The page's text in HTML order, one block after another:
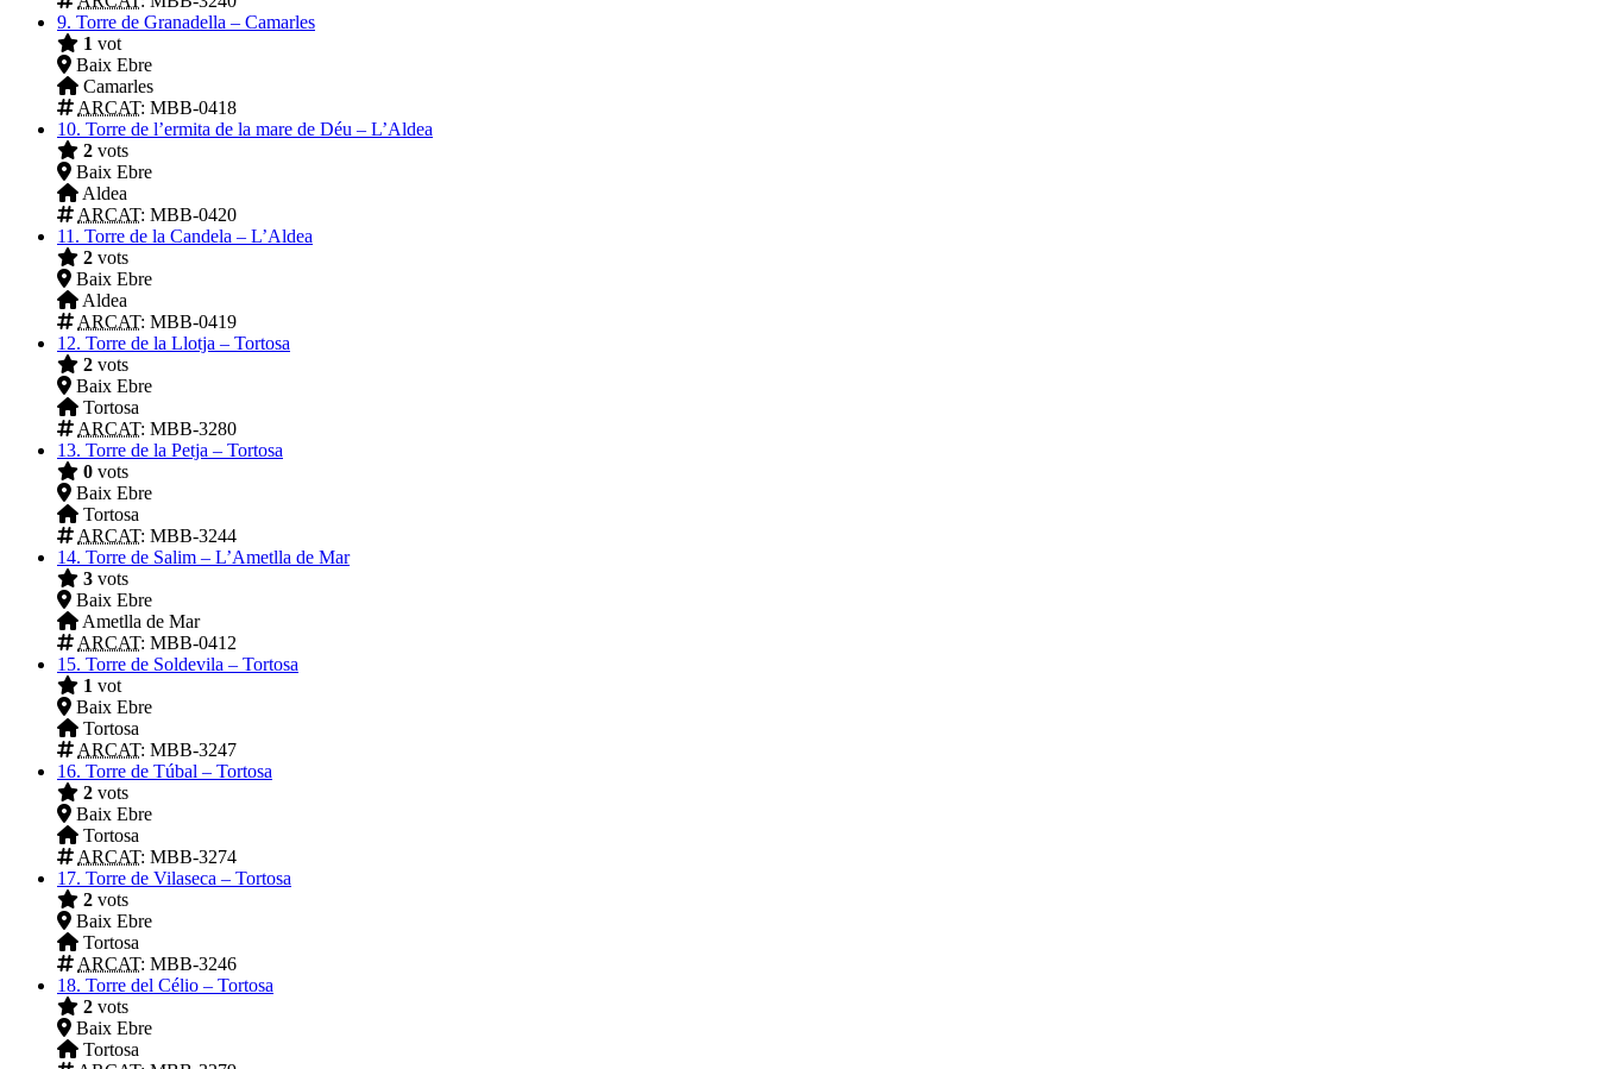
9. Torre de Granadella – Camarles
1 vot
Baix Ebre
Camarles
ARCAT: MBB-0418
10. Torre de l’ermita de la mare de Déu – L’Aldea
2 vots
Baix Ebre
Aldea
ARCAT: MBB-0420
11. Torre de la Candela – L’Aldea
2 vots
Baix Ebre
Aldea
ARCAT: MBB-0419
12. Torre de la Llotja – Tortosa
2 vots
Baix Ebre
Tortosa
ARCAT: MBB-3280
13. Torre de la Petja – Tortosa
0 vots
Baix Ebre
Tortosa
ARCAT: MBB-3244
14. Torre de Salim – L’Ametlla de Mar
3 vots
Baix Ebre
Ametlla de Mar
ARCAT: MBB-0412
15. Torre de Soldevila – Tortosa
1 vot
Baix Ebre
Tortosa
ARCAT: MBB-3247
16. Torre de Túbal – Tortosa
2 vots
Baix Ebre
Tortosa
ARCAT: MBB-3274
17. Torre de Vilaseca – Tortosa
2 vots
Baix Ebre
Tortosa
ARCAT: MBB-3246
18. Torre del Célio – Tortosa
2 vots
Baix Ebre
Tortosa